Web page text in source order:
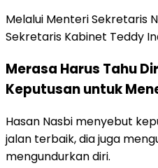
Melalui Menteri Sekretaris
Sekretaris Kabinet Teddy
Merasa Harus Tahu
Keputusan untuk
Hasan Nasbi menyebut
jalan terbaik, dia juga
mengundurkan diri.